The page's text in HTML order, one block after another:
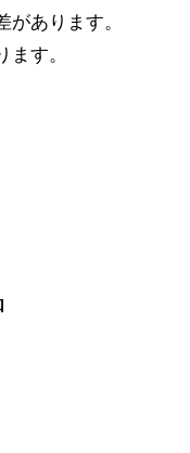
あります。
す。